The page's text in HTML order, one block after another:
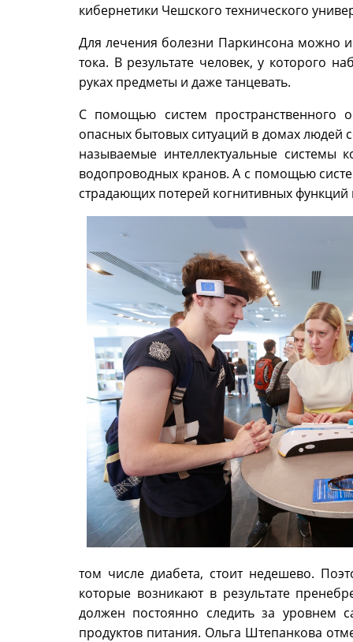
кибернетики Чешского технического
Для лечения болезни Паркинсона можно
тока. В результате человек, у которого
руках предметы и даже танцевать.
С помощью систем пространственного
опасных бытовых ситуаций в домах людей
называемые интеллектуальные
водопроводных кранов. А с помощью
страдающих потерей когнитивных функций
том числе диабета, стоит недешево.
которые возникают в результате
должен постоянно следить за уровнем
продуктов питания. Ольга Штепанкова